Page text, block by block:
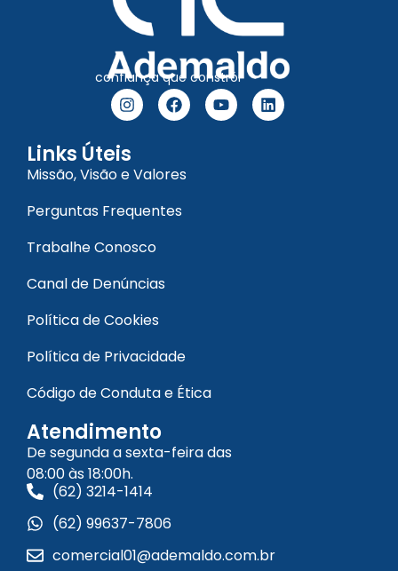
confiança que constrói
Links Úteis
Missão, Visão e Valores
Perguntas Frequentes
Trabalhe Conosco
Canal de Denúncias
Política de Cookies
Política de Privacidade
Código de Conduta e Ética
Atendimento
De segunda a sexta-feira das
08:00 às 18:00h.
(62) 3214-1414
(62) 99637-7806
comercial01@ademaldo.com.br